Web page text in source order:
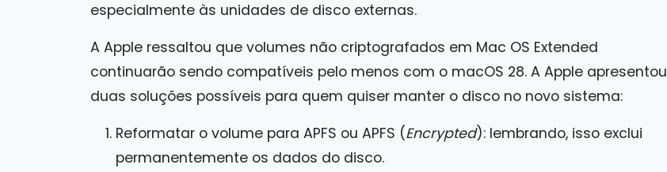
especialmente às unidades de disco externas.
A Apple ressaltou que volumes não criptografados em Mac OS Extended
continuarão sendo compatíveis pelo menos com o macOS 28. A Apple apresentou
duas soluções possíveis para quem quiser manter o disco no novo sistema:
Reformatar o volume para APFS ou APFS (Encrypted): lembrando, isso exclui
permanentemente os dados do disco.